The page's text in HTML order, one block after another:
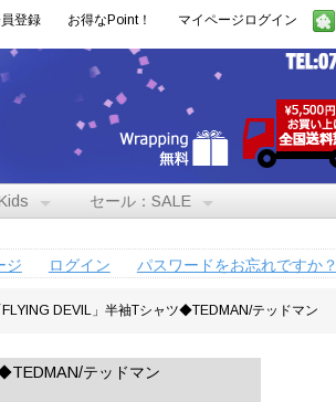
登録 お得なPoint！ マイページログイン
セール：SALE
ジ ログイン パスワードをお忘れですか？
DEVIL」半袖Tシャツ◆TEDMAN/テッドマン
テッドマン